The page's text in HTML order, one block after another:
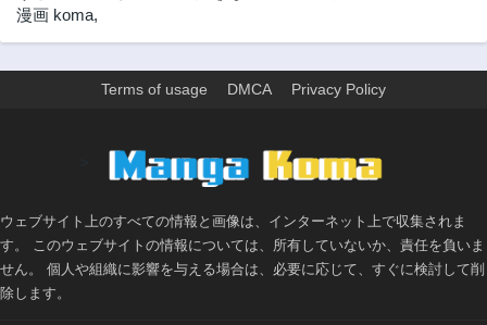
漫画 koma,
Terms of usage DMCA Privacy Policy
ウェブサイト上のすべての情報と画像は、インターネット上で収集されま
す。 このウェブサイトの情報については、所有していないか、責任を負いま
せん。 個人や組織に影響を与える場合は、必要に応じて、すぐに検討して削
除します。